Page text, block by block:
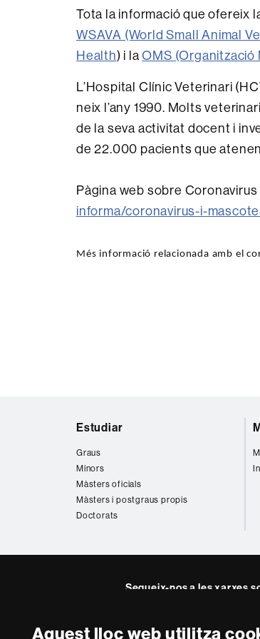
Aquest lloc web utilitza
Tota la informació que ofereix
WSAVA (World Small Animal
Health) i laOMS (Organització
L’Hospital Clínic Veterinari
neix l’any 1990. Molts
de la seva activitat docent i
de 22.000 pacients que
Pàgina web sobre
informa/coronavirus-i-
Més informació relacionada amb el
Estudiar
Graus
Mínors
Màsters oficials
Màsters i postgraus propis
Doctorats
Segueix-nos a les xarxes